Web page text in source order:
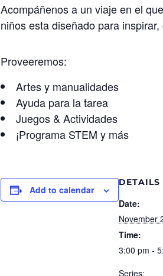
Acompáñenos a un viaje en el
niños esta diseñado para
Proveeremos:
Artes y manualidades
Ayuda para la tarea
Juegos & Actividades
¡Programa STEM y más
Add to calendar
DETAILS
Date:
November
Time:
3:00 pm -
Series: